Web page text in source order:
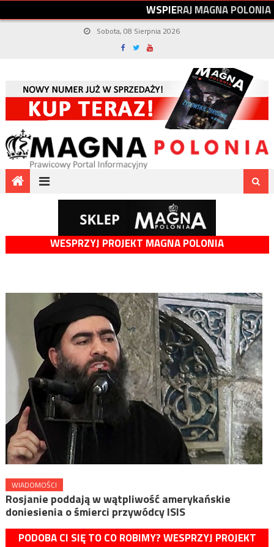
WSPIERAJMAGNAPOLONIA
Sobota, 08 Sierpnia 2026
WESPRZYJ PROJEKT MAGNA POLONIA
WIADOMOŚCI
Rosjanie poddają w wątpliwość amerykańskie
doniesienia o śmierci przywódcy ISIS
PODOBA CI SIĘ TO CO ROBIMY? WESPRZYJ PROJEKT